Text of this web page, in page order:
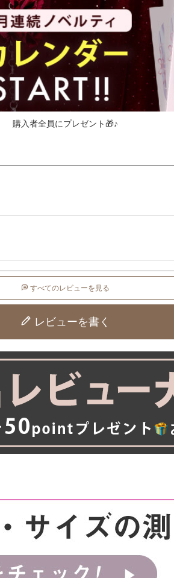
購入者全員にプレゼント🎁♪
すべてのレビューを見る
レビューを書く